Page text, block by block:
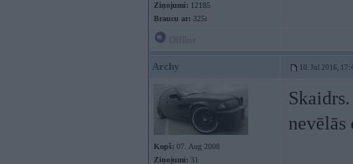
Ziņojumi: 12185
Braucu ar: 325i
Archy 10. Jul 2016,
Kopš: 07. Aug 2008
Ziņojumi: 31